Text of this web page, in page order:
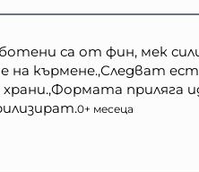
са от фин, мек
на кърмене.,Следват
храни.,Формата приляга
0+ месеца